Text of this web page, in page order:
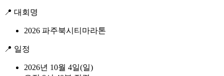
📍 대회명
2026 파주북시티마라톤
📍 일정
2026년 10월 4일(일)